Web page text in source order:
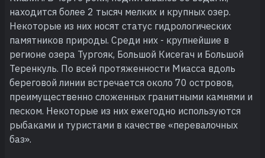
находится более 2 тысяч мелких и крупных озер.
Некоторые из них носят статус гидрологических
памятников природы. Среди них - крупнейшие в
регионе озера Тургояк, Большой Кисегач и Большой
Теренкуль. По всей протяженности Миасса вдоль
береговой линии встречается около 70 островов,
преимущественно сложенных гранитными камнями и
песком. Некоторые из них ежегодно используются
рыбаками и туристами в качестве «перевалочных
баз».